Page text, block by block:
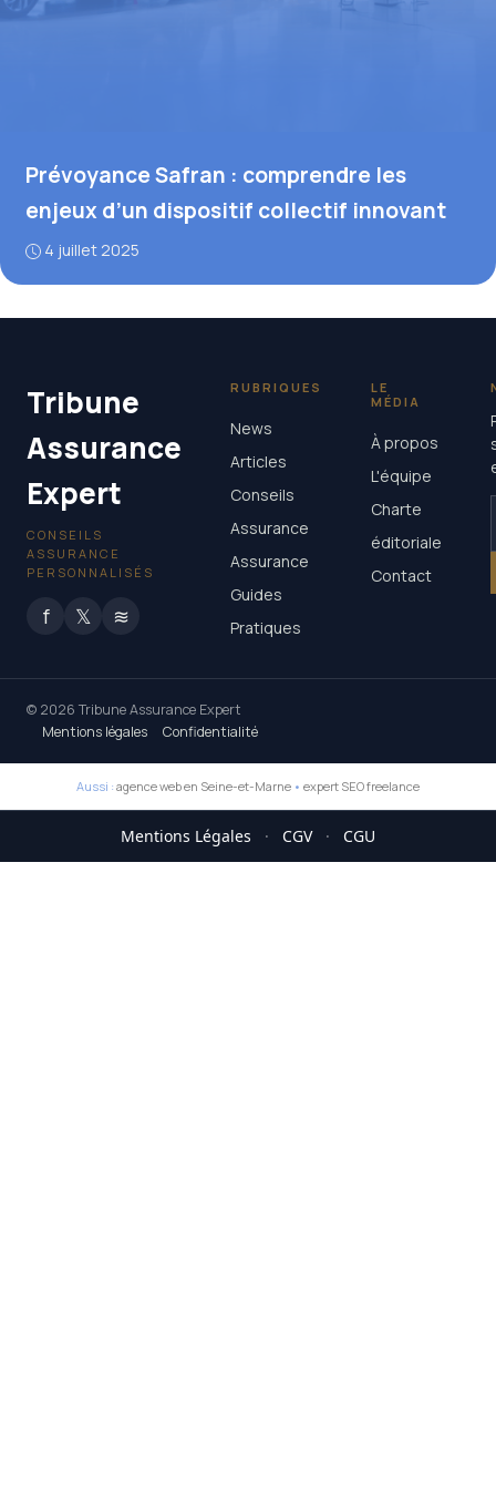
Prévoyance Safran : comprendre les
enjeux d’un dispositif collectif innovant
4 juillet 2025
Tribune
Assurance
Expert
CONSEILS
ASSURANCE
PERSONNALISÉS
f 𝕏 ≋
RUBRIQUES
News
Articles
Conseils
Assurance
Assurance
Guides
Pratiques
LE
MÉDIA
À propos
L'équipe
Charte
éditoriale
Contact
© 2026 Tribune Assurance Expert
Mentions légales
Confidentialité
Aussi : agence web en Seine-et-Marne • expert SEO freelance
Mentions Légales · CGV · CGU